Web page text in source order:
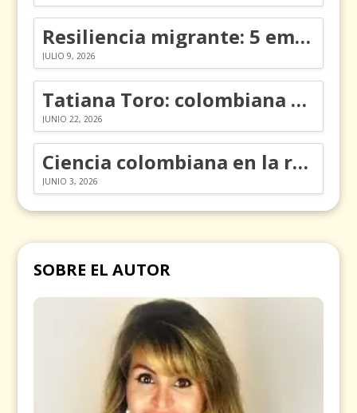
Resiliencia migrante: 5 emociones y cómo gestionarlas
JULIO 9, 2026
Tatiana Toro: colombiana que cambió la historia de las matemáticas
JUNIO 22, 2026
Ciencia colombiana en la revolución de los órganos en chips
JUNIO 3, 2026
SOBRE EL AUTOR